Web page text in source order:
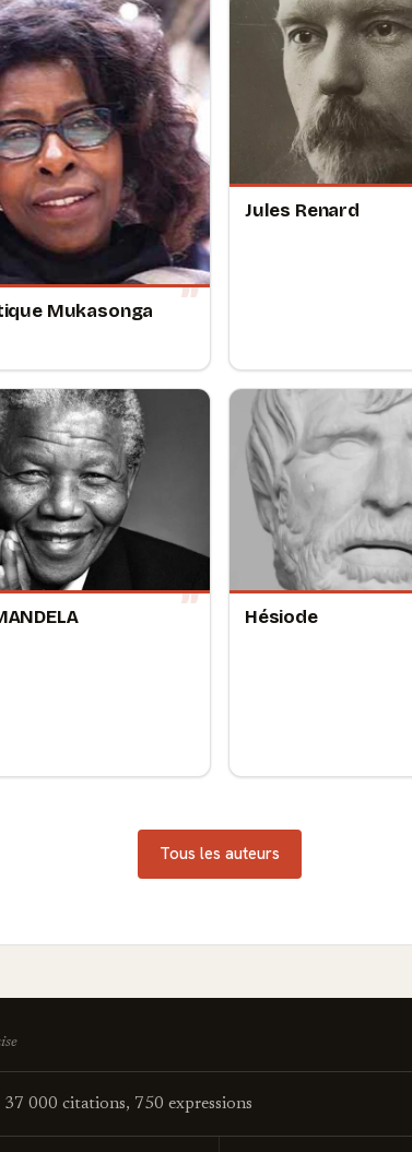
Mukasonga
Jules Renard
Hésiode
Tous les auteurs
37 000 citations, 750 expressions